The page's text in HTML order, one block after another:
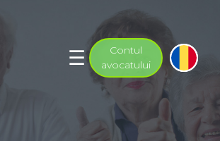
Contul
avocatului